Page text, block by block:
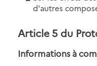
d'autres
Article 5 du
Informations à